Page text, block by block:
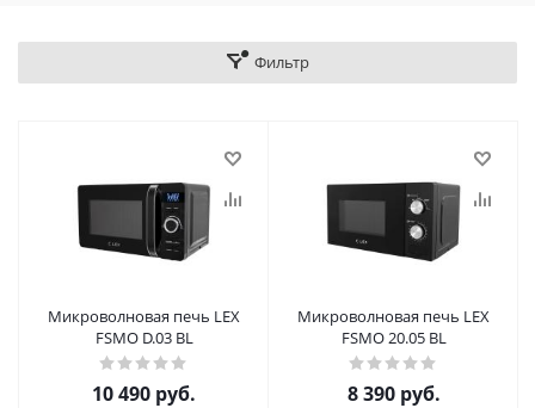
Фильтр
Микроволновая печь LEX
FSMO D.03 BL
10 490 руб.
Микроволновая печь LEX
FSMO 20.05 BL
8 390руб.